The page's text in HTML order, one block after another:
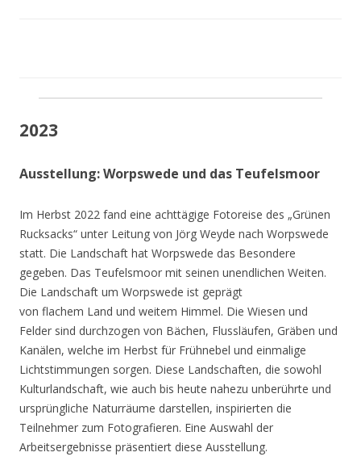
2023
Ausstellung: Worpswede und das Teufelsmoor
Im Herbst 2022 fand eine achttägige Fotoreise des „Grünen
Rucksacks“ unter Leitung von Jörg Weyde nach Worpswede
statt. Die Landschaft hat Worpswede das Besondere
gegeben. Das Teufelsmoor mit seinen unendlichen Weiten.
Die Landschaft um Worpswede ist geprägt
von flachem Land und weitem Himmel. Die Wiesen und
Felder sind durchzogen von Bächen, Flussläufen, Gräben und
Kanälen, welche im Herbst für Frühnebel und einmalige
Lichtstimmungen sorgen. Diese Landschaften, die sowohl
Kulturlandschaft, wie auch bis heute nahezu unberührte und
ursprüngliche Naturräume darstellen, inspirierten die
Teilnehmer zum Fotografieren. Eine Auswahl der
Arbeitsergebnisse präsentiert diese Ausstellung.